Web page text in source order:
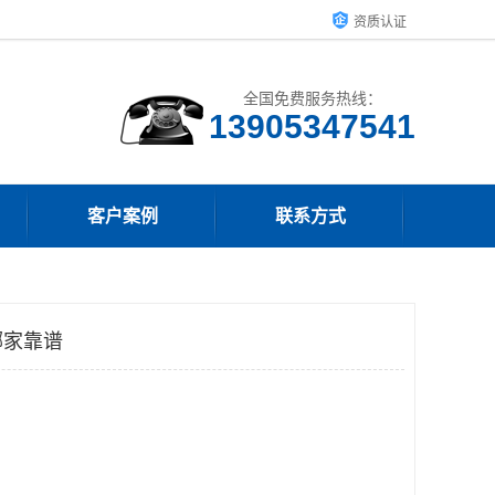
资质认证
全国免费服务热线：
13905347541
客户案例 联系方式
靠谱